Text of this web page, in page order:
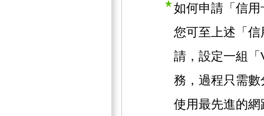
如何申請「信
您可至上述「
請，設定一組
務，過程只需
使用最先進的